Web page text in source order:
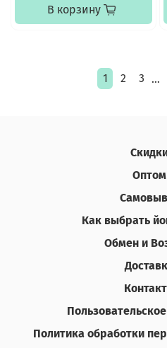
В корзину
1 2 3 …
Оптом
Как выбрать
Обмен и
Политика обработки